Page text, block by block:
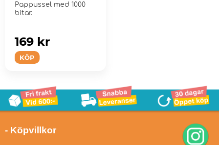
Pappussel med 1000
bitar.
KÖP
169 kr
- Köpvillkor